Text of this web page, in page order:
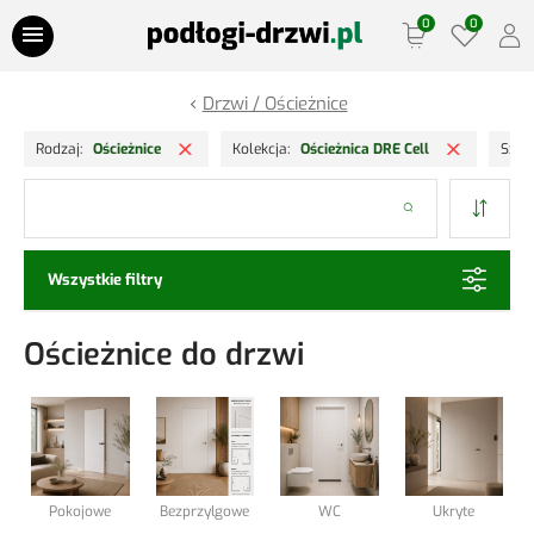
Przejdź do treści
Podłogi drewniane
Lamele Ściany
Listwy podłogowe
Drzwi / Ościeżnice
Rodzaj Ościeżnice Usuń filtr
Kolekcja Ościeżnica DRE Cell
Wszystkie filtry
Ościeżnice do drzwi
Pokojowe Bezprzylgowe WC Ukryte